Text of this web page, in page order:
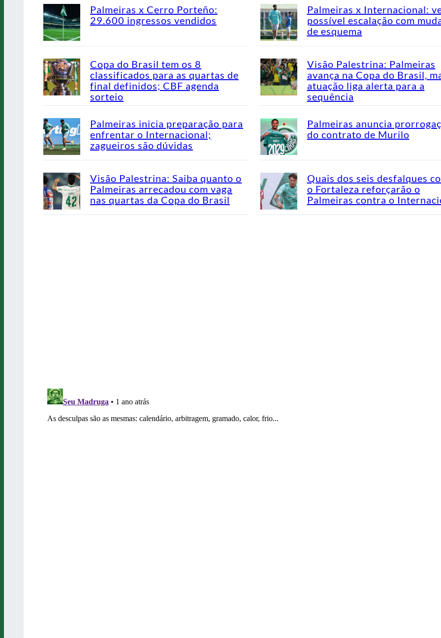
Palmeiras x Cerro Porteño:
29.600 ingressos vendidos
Palmeiras x Internacional:
possível escalação com
de esquema
Copa do Brasil tem os 8
classificados para as quartas de
final definidos; CBF agenda
sorteio
Visão Palestrina: Palmeiras
avança na Copa do Brasil,
atuação liga alerta para a
sequência
Palmeiras inicia preparação para
enfrentar o Internacional;
zagueiros são dúvidas
Palmeiras anuncia
do contrato de Murilo
Visão Palestrina: Saiba quanto o
Palmeiras arrecadou com vaga
nas quartas da Copa do Brasil
Quais dos seis desfalques
o Fortaleza reforçarão o
Palmeiras contra o